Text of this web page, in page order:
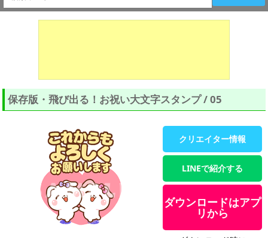
保存版・飛び出る！お祝い大文字スタンプ / 05
クリエイター情報
LINEで紹介する
ダウンロードはアプ
リから